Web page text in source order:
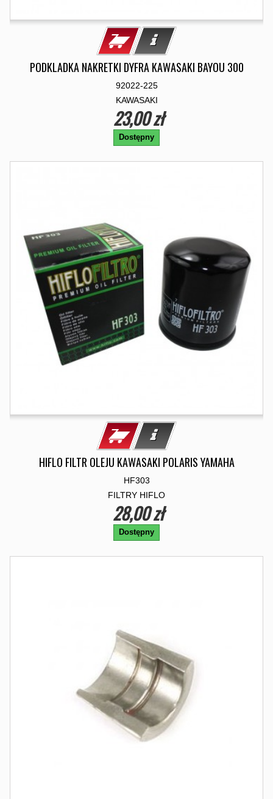
PODKLADKA NAKRETKI DYFRA KAWASAKI BAYOU 300
92022-225
KAWASAKI
23,00 zł
Dostępny
HIFLO FILTR OLEJU KAWASAKI POLARIS YAMAHA
HF303
FILTRY HIFLO
28,00 zł
Dostępny